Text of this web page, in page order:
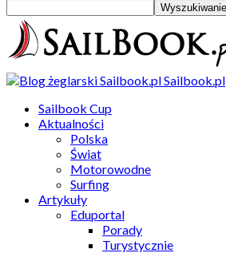
Sailbook.pl
Sailbook Cup
Aktualności
Polska
Świat
Motorowodne
Surfing
Artykuły
Eduportal
Porady
Turystycznie